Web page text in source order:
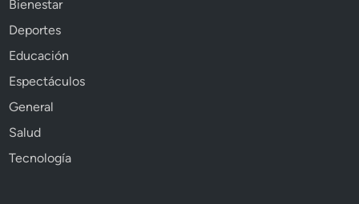
Bienestar
Deportes
Educación
Espectáculos
General
Salud
Tecnología